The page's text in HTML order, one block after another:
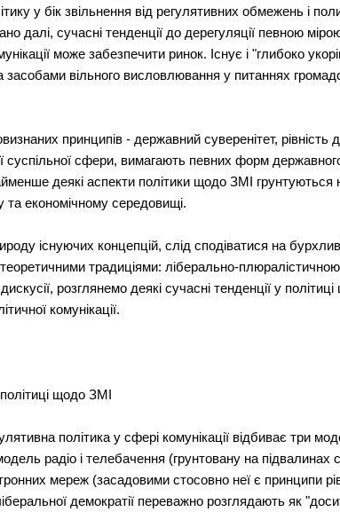
у бік звільнення від регулятивних обмежень і
далі, сучасні тенденції до дерегуляції певною
може забезпечити ринок. Існує і "глибоко
вільного висловлювання у питаннях
принципів - державний суверенітет, рівність
суспільної сфери, вимагають певних форм
деякі аспекти політики щодо ЗМІ грунтуються
та економічному середовищі.
існуючих концепцій, слід сподіватися на
традиціями: ліберально-
розглянемо деякі сучасні тенденції у
комунікації.
щодо ЗМІ
політика у сфері комунікації відбиває три
радіо і телебачення (грунтовану на підвалинах
мереж (засадовими стосовно неї є принципи
демократії переважно розглядають як